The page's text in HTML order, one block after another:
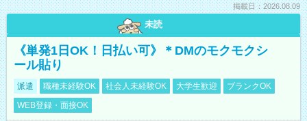
掲載日：2026.08.09
未読
《単発1日OK！日払い可》＊DMのモクモクシ
ール貼り
派遣 職種未経験OK 社会人未経験OK 大学生歓迎
ブランクOK
WEB登録・面接OK